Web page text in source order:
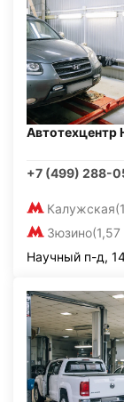
Автотехцентр
+7 (499) 288-
Калужская
Зюзино
Научный п-д,